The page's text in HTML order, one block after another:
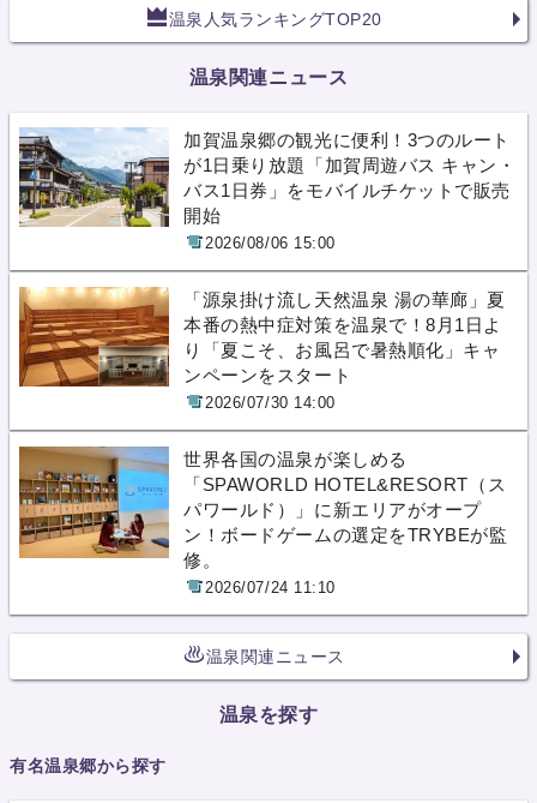
温泉人気ランキングTOP20
温泉関連ニュース
加賀温泉郷の観光に便利！3つのルート
が1日乗り放題「加賀周遊バス キャン・
バス1日券」をモバイルチケットで販売
開始
2026/08/06 15:00
「源泉掛け流し天然温泉 湯の華廊」夏
本番の熱中症対策を温泉で！8月1日よ
り「夏こそ、お風呂で暑熱順化」キャ
ンペーンをスタート
2026/07/30 14:00
世界各国の温泉が楽しめる
「SPAWORLD HOTEL&RESORT（ス
パワールド）」に新エリアがオープ
ン！ボードゲームの選定をTRYBEが監
修。
2026/07/24 11:10
温泉関連ニュース
温泉を探す
有名温泉郷から探す